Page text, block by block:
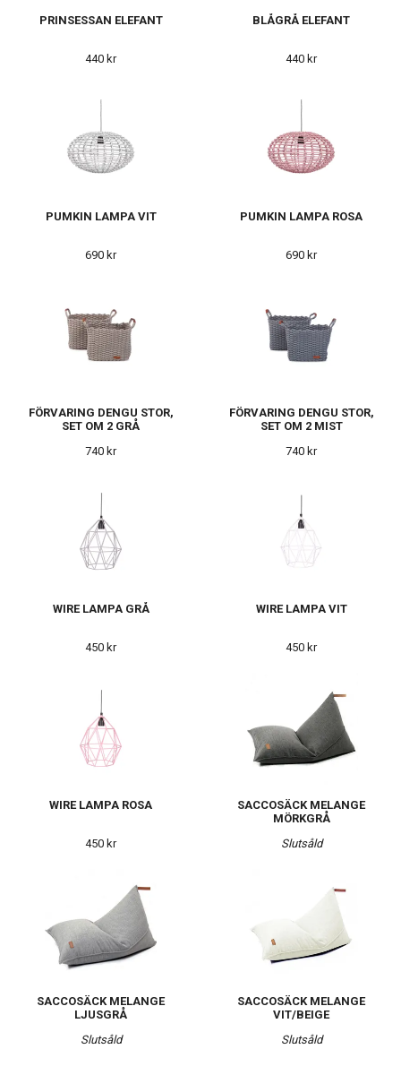
PRINSESSAN ELEFANT
440 kr
BLÅGRÅ ELEFANT
440 kr
PUMKIN LAMPA VIT
690 kr
PUMKIN LAMPA ROSA
690 kr
FÖRVARING DENGU STOR,
SET OM 2 GRÅ
740 kr
FÖRVARING DENGU STOR,
SET OM 2 MIST
740 kr
WIRE LAMPA GRÅ
450 kr
WIRE LAMPA VIT
450 kr
WIRE LAMPA ROSA
450 kr
SACCOSÄCK MELANGE
MÖRKGRÅ
Slutsåld
SACCOSÄCK MELANGE
LJUSGRÅ
Slutsåld
SACCOSÄCK MELANGE
VIT/BEIGE
Slutsåld